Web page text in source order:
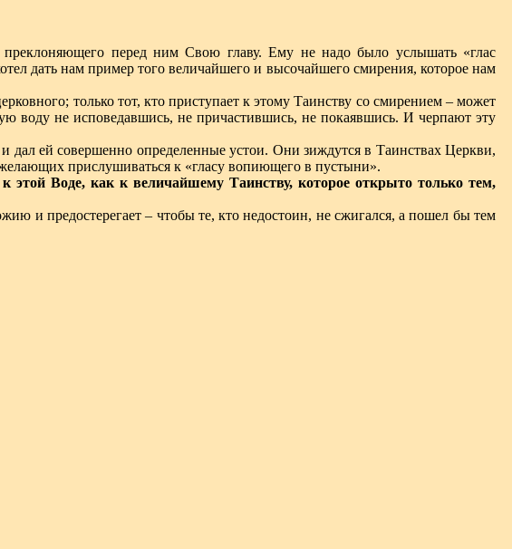
перед ним Свою главу. Ему не надо было услышать «глас
дать нам пример того величайшего и высочайшего смирения, которое нам
только тот, кто приступает к этому Таинству со смирением – может
воду не исповедавшись, не причастившись, не покаявшись. И черпают эту
дал ей совершенно определенные устои. Они зиждутся в Таинствах Церкви,
прислушиваться к «гласу вопиющего в пустыни».
Воде, как к величайшему Таинству, которое открыто только тем,
и предостерегает – чтобы те, кто недостоин, не сжигался, а пошел бы тем